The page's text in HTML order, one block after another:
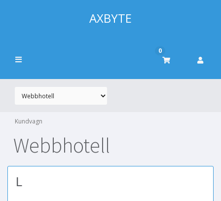
AXBYTE
0
Kundvagn
Webbhotell
L